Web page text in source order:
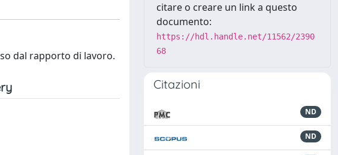
dal rapporto di lavoro.
citare o creare un link a questo
documento:
https://hdl.handle.net/11562/2390
68
Citazioni
ND
ND